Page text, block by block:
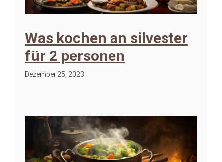
Was kochen an silvester
für 2 personen
Dezember 25, 2023